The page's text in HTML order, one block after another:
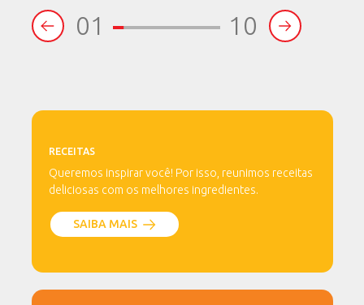
01 10
RECEITAS
Queremos inspirar você! Por isso, reunimos receitas
deliciosas com os melhores ingredientes.
SAIBA MAIS